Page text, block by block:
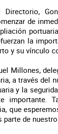
Directorio,
de
la
y su vínculo
Millones,
a través del
y la
importante.
que
parte de